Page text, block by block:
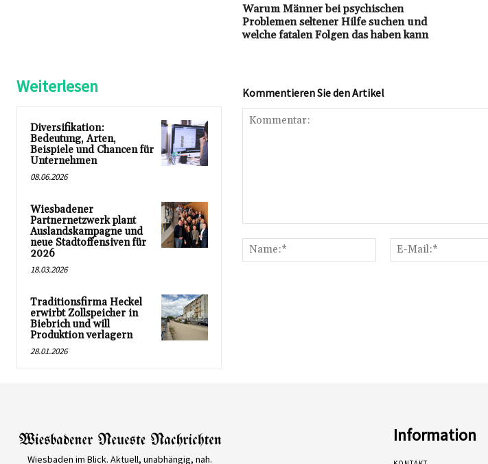
Warum Männer bei psychischen
Problemen seltener Hilfe suchen und
welche fatalen Folgen das haben kann
Weiterlesen
Diversifikation:
Bedeutung, Arten,
Beispiele und Chancen für
Unternehmen
08.06.2026
Wiesbadener
Partnernetzwerk plant
Auslandskampagne und
neue Stadtoffensiven für
2026
18.03.2026
Traditionsfirma Heckel
erwirbt Zollspeicher in
Biebrich und will
Produktion verlagern
28.01.2026
Kommentieren Sie den Artikel
Name:*
Wiesbaden im Blick. Aktuell, unabhängig, nah.
Information